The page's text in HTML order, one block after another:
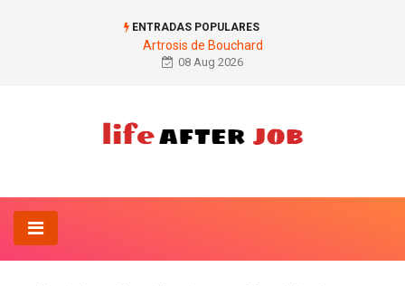
ENTRADAS POPULARES
Artrosis de Bouchard
08 Aug 2026